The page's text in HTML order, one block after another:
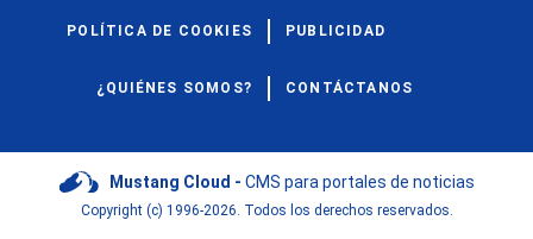
POLÍTICA DE COOKIES PUBLICIDAD
¿QUIÉNES SOMOS? CONTÁCTANOS
Mustang Cloud - CMS para portales de noticias
Copyright (c) 1996-2026. Todos los derechos reservados.